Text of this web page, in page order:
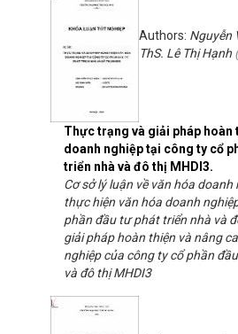
Thực trạng và giải pháp hoàn
doanh nghiệp tại công ty cổ
triển nhà và đô thị MHDI3.
Authors: Nguyễn
ThS. Lê Thị Hạnh (
Cơ sở lý luận về văn hóa
thực hiện văn hóa doanh
phần đầu tư phát triển nhà và
giải pháp hoàn thiện và nâng
nghiệp của công ty cổ phần
và đô thị MHDI3